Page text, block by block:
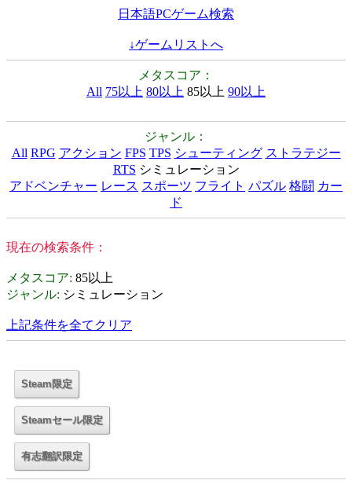
日本語PCゲーム検索
↓ゲームリストへ
メタスコア：
All 75以上 80以上 85以上 90以上
ジャンル：
All RPG アクション FPS TPS シューティング ストラテジー
RTS シミュレーション
アドベンチャー レース スポーツ フライト パズル 格闘 カー
ド
現在の検索条件：
メタスコア: 85以上
ジャンル: シミュレーション
上記条件を全てクリア